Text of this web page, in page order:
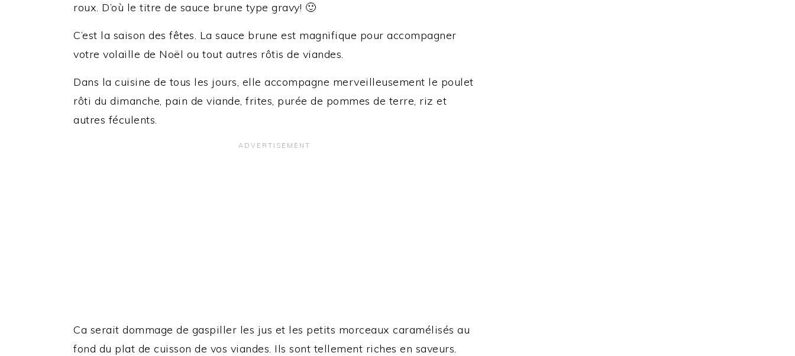
roux. D’où le titre de sauce brune type gravy! 🙂
C’est la saison des fêtes. La sauce brune est magnifique pour accompagner
votre volaille de Noël ou tout autres rôtis de viandes.
Dans la cuisine de tous les jours, elle accompagne merveilleusement le poulet
rôti du dimanche, pain de viande, frites, purée de pommes de terre, riz et
autres féculents.
Ca serait dommage de gaspiller les jus et les petits morceaux caramélisés au
fond du plat de cuisson de vos viandes. Ils sont tellement riches en saveurs.